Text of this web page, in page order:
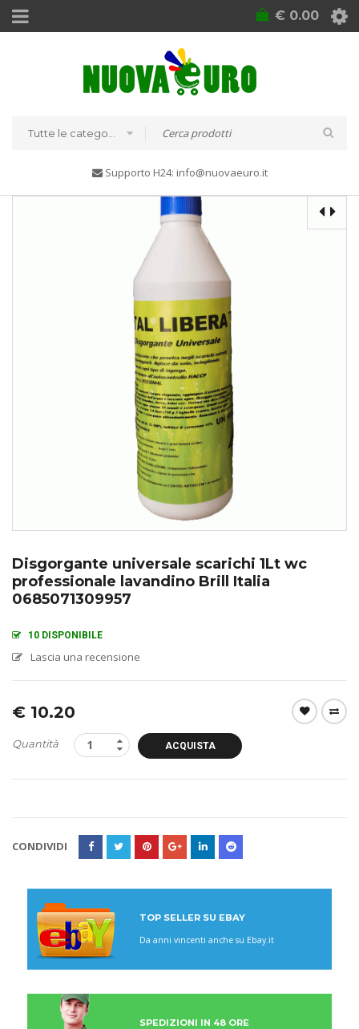
€ 0.00
Supporto H24: info@nuovaeuro.it
Disgorgante universale scarichi 1Lt wc
professionale lavandino Brill Italia
0685071309957
10 DISPONIBILE
Lascia una recensione
€ 10.20
Quantità ACQUISTA
CONDIVIDI
TOP SELLER SU EBAY
Da anni vincenti anche su Ebay.it
SPEDIZIONI IN 48 ORE